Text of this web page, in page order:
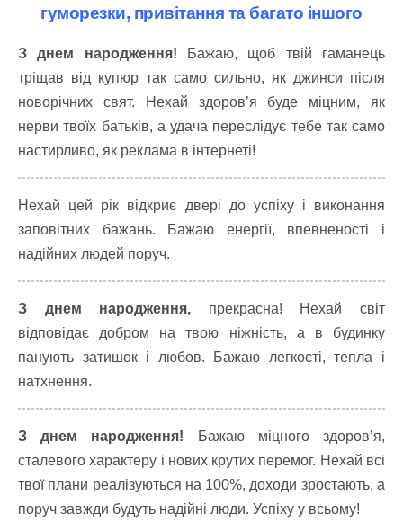
гуморезки, привітання та багато іншого
З днем народження! Бажаю, щоб твій гаманець
тріщав від купюр так само сильно, як джинси після
новорічних свят. Нехай здоров’я буде міцним, як
нерви твоїх батьків, а удача переслідує тебе так само
настирливо, як реклама в інтернеті!
Нехай цей рік відкриє двері до успіху і виконання
заповітних бажань. Бажаю енергії, впевненості і
надійних людей поруч.
З днем народження, прекрасна! Нехай світ
відповідає добром на твою ніжність, а в будинку
панують затишок і любов. Бажаю легкості, тепла і
натхнення.
З днем народження! Бажаю міцного здоров’я,
сталевого характеру і нових крутих перемог. Нехай всі
твої плани реалізуються на 100%, доходи зростають, а
поруч завжди будуть надійні люди. Успіху у всьому!